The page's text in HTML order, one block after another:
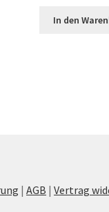
In den
|AGB |Vertrag